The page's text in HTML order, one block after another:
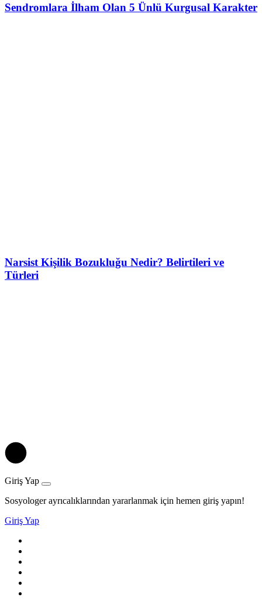
Sendromlara İlham Olan 5 Ünlü Kurgusal Karakter
Narsist Kişilik Bozukluğu Nedir? Belirtileri ve
Türleri
Giriş Yap
Sosyologer ayrıcalıklarından yararlanmak için hemen giriş yapın!
Giriş Yap